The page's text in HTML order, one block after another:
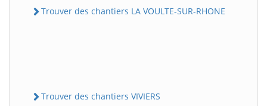
Trouver des chantiers LA VOULTE-SUR-RHONE
Trouver des chantiers VIVIERS